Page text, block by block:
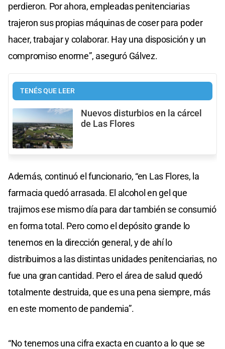
perdieron. Por ahora, empleadas penitenciarias
trajeron sus propias máquinas de coser para poder
hacer, trabajar y colaborar. Hay una disposición y un
compromiso enorme”, aseguró Gálvez.
TENÉS QUE LEER
Nuevos disturbios en la cárcel
de Las Flores
Además, continuó el funcionario, “en Las Flores, la
farmacia quedó arrasada. El alcohol en gel que
trajimos ese mismo día para dar también se consumió
en forma total. Pero como el depósito grande lo
tenemos en la dirección general, y de ahí lo
distribuimos a las distintas unidades penitenciarias, no
fue una gran cantidad. Pero el área de salud quedó
totalmente destruida, que es una pena siempre, más
en este momento de pandemia”.
“No tenemos una cifra exacta en cuanto a lo que se